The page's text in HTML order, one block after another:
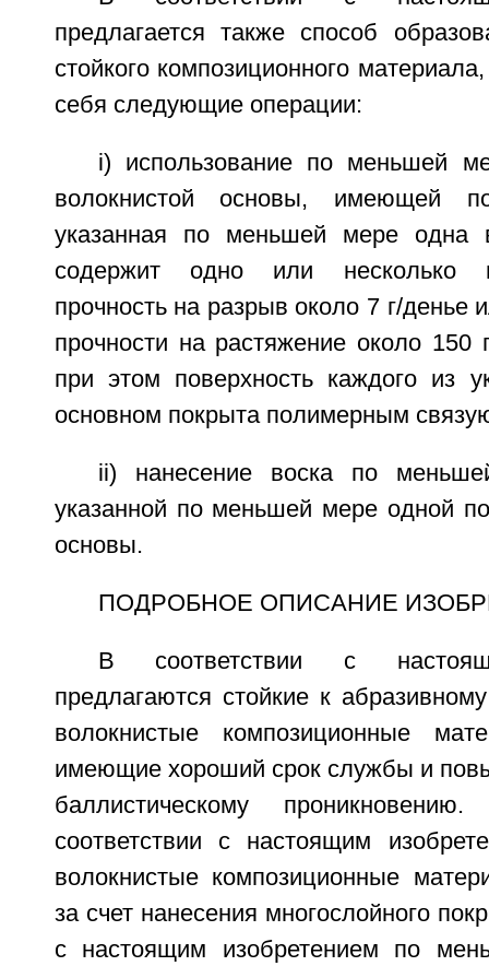
предлагается также способ
стойкого композиционного
себя следующие операции:
i) использование по меньшей
волокнистой основы, имеющей
указанная по меньшей мере одна
содержит одно или несколько
прочность на разрыв около 7 г/
прочности на растяжение около
при этом поверхность каждого из
основном покрыта полимерным
ii) нанесение воска по
указанной по меньшей мере одной
основы.
ПОДРОБНОЕ ОПИСАНИЕ
В соответствии с
предлагаются стойкие к
волокнистые композиционные
имеющие хороший срок службы и
баллистическому
соответствии с настоящим
волокнистые композиционные
за счет нанесения многослойного
с настоящим изобретением по